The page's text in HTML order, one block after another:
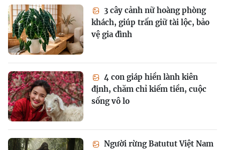
3 cây cảnh nữ hoàng phòng
khách, giúp trấn giữ tài lộc, bảo
vệ gia đình
4 con giáp hiền lành kiên
định, chăm chỉ kiếm tiền, cuộc
sống vô lo
Người rừng Batutut Việt Nam